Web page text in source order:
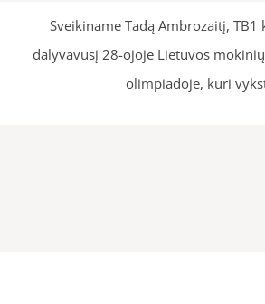
Sveikiname Tadą Ambrozaitį,
dalyvavusį 28-ojoje Lietuvos
olimpiadoje, kuri